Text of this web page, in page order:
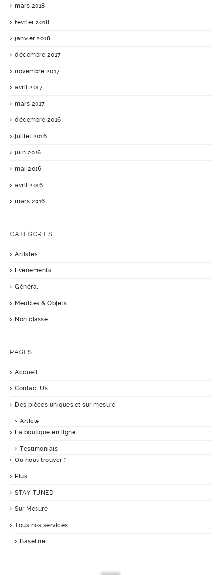
mars 2018
février 2018
janvier 2018
décembre 2017
novembre 2017
avril 2017
mars 2017
décembre 2016
juillet 2016
juin 2016
mai 2016
avril 2016
mars 2016
CATÉGORIES
Artistes
Evénements
Général
Meubles & Objets
Non classé
PAGES
Accueil
Contact Us
Des pièces uniques et sur mesure
Article
La boutique en ligne
Testimonials
Où nous trouver ?
Plus …
STAY TUNED
Sur Mesure
Tous nos services
Baseline